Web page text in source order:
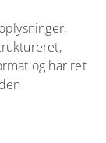
og har ret